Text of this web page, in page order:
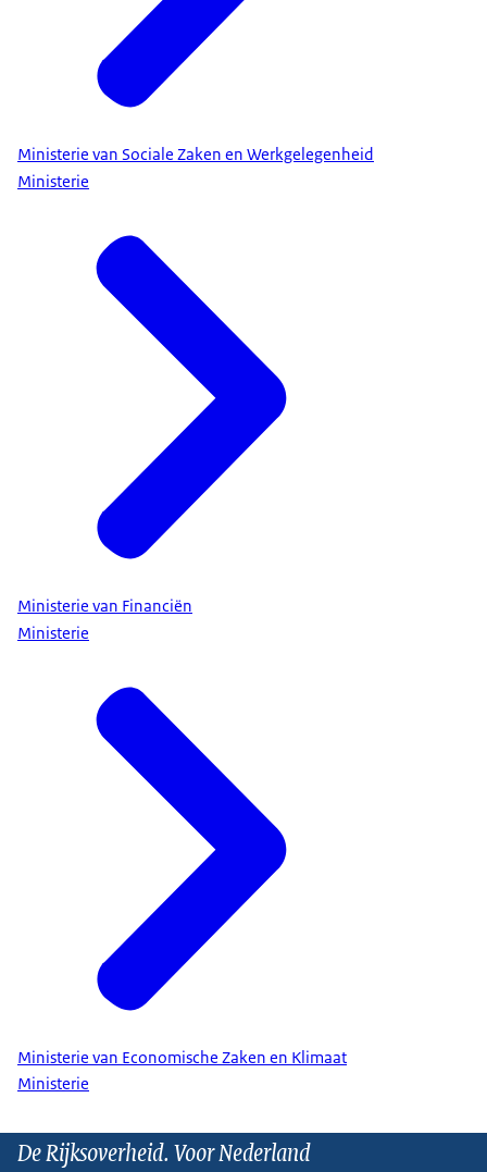
Ministerie van Sociale Zaken en Werkgelegenheid
Ministerie
Ministerie van Financiën
Ministerie
Ministerie van Economische Zaken en Klimaat
Ministerie
De Rijksoverheid. Voor Nederland